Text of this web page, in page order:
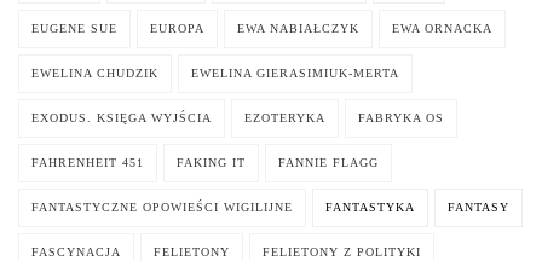
EUGENE SUE EUROPA EWA NABIAŁCZYK EWA ORNACKA
EWELINA CHUDZIK EWELINA GIERASIMIUK-MERTA
EXODUS. KSIĘGA WYJŚCIA EZOTERYKA FABRYKA OS
FAHRENHEIT 451 FAKING IT FANNIE FLAGG
FANTASTYCZNE OPOWIEŚCI WIGILIJNE FANTASTYKA FANTASY
FASCYNACJA FELIETONY FELIETONY Z POLITYKI